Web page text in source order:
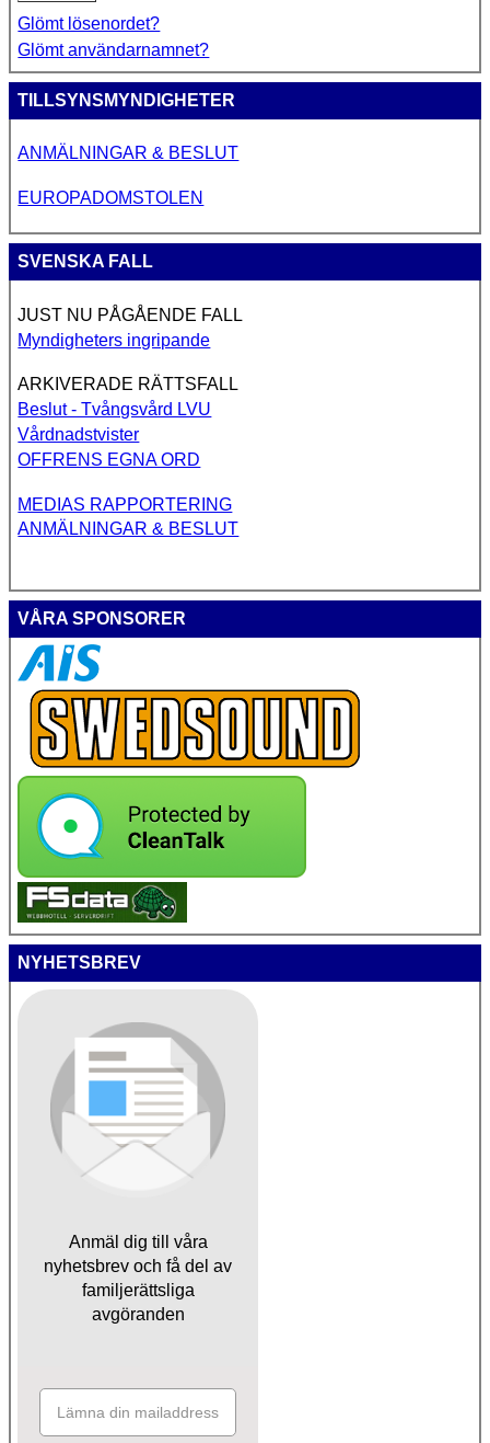
Glömt lösenordet?
Glömt användarnamnet?
TILLSYNSMYNDIGHETER
ANMÄLNINGAR & BESLUT
EUROPADOMSTOLEN
SVENSKA FALL
JUST NU PÅGÅENDE FALL
Myndigheters ingripande
ARKIVERADE RÄTTSFALL
Beslut - Tvångsvård LVU
Vårdnadstvister
OFFRENS EGNA ORD
MEDIAS RAPPORTERING
ANMÄLNINGAR & BESLUT
VÅRA SPONSORER
NYHETSBREV
Anmäl dig till våra
nyhetsbrev och få del av
familjerättsliga
avgöranden